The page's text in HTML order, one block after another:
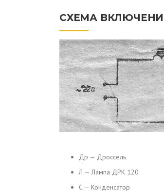
СХЕМА
Др — Дроссель
Л — Лампа ДРК 120
C — Конденсатор